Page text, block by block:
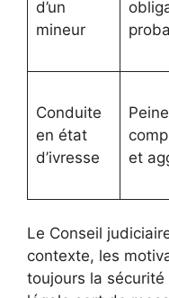
d’un
mineur
Conduite
en état
d’ivresse
Peine
et
Le Conseil
contexte, les
toujours la